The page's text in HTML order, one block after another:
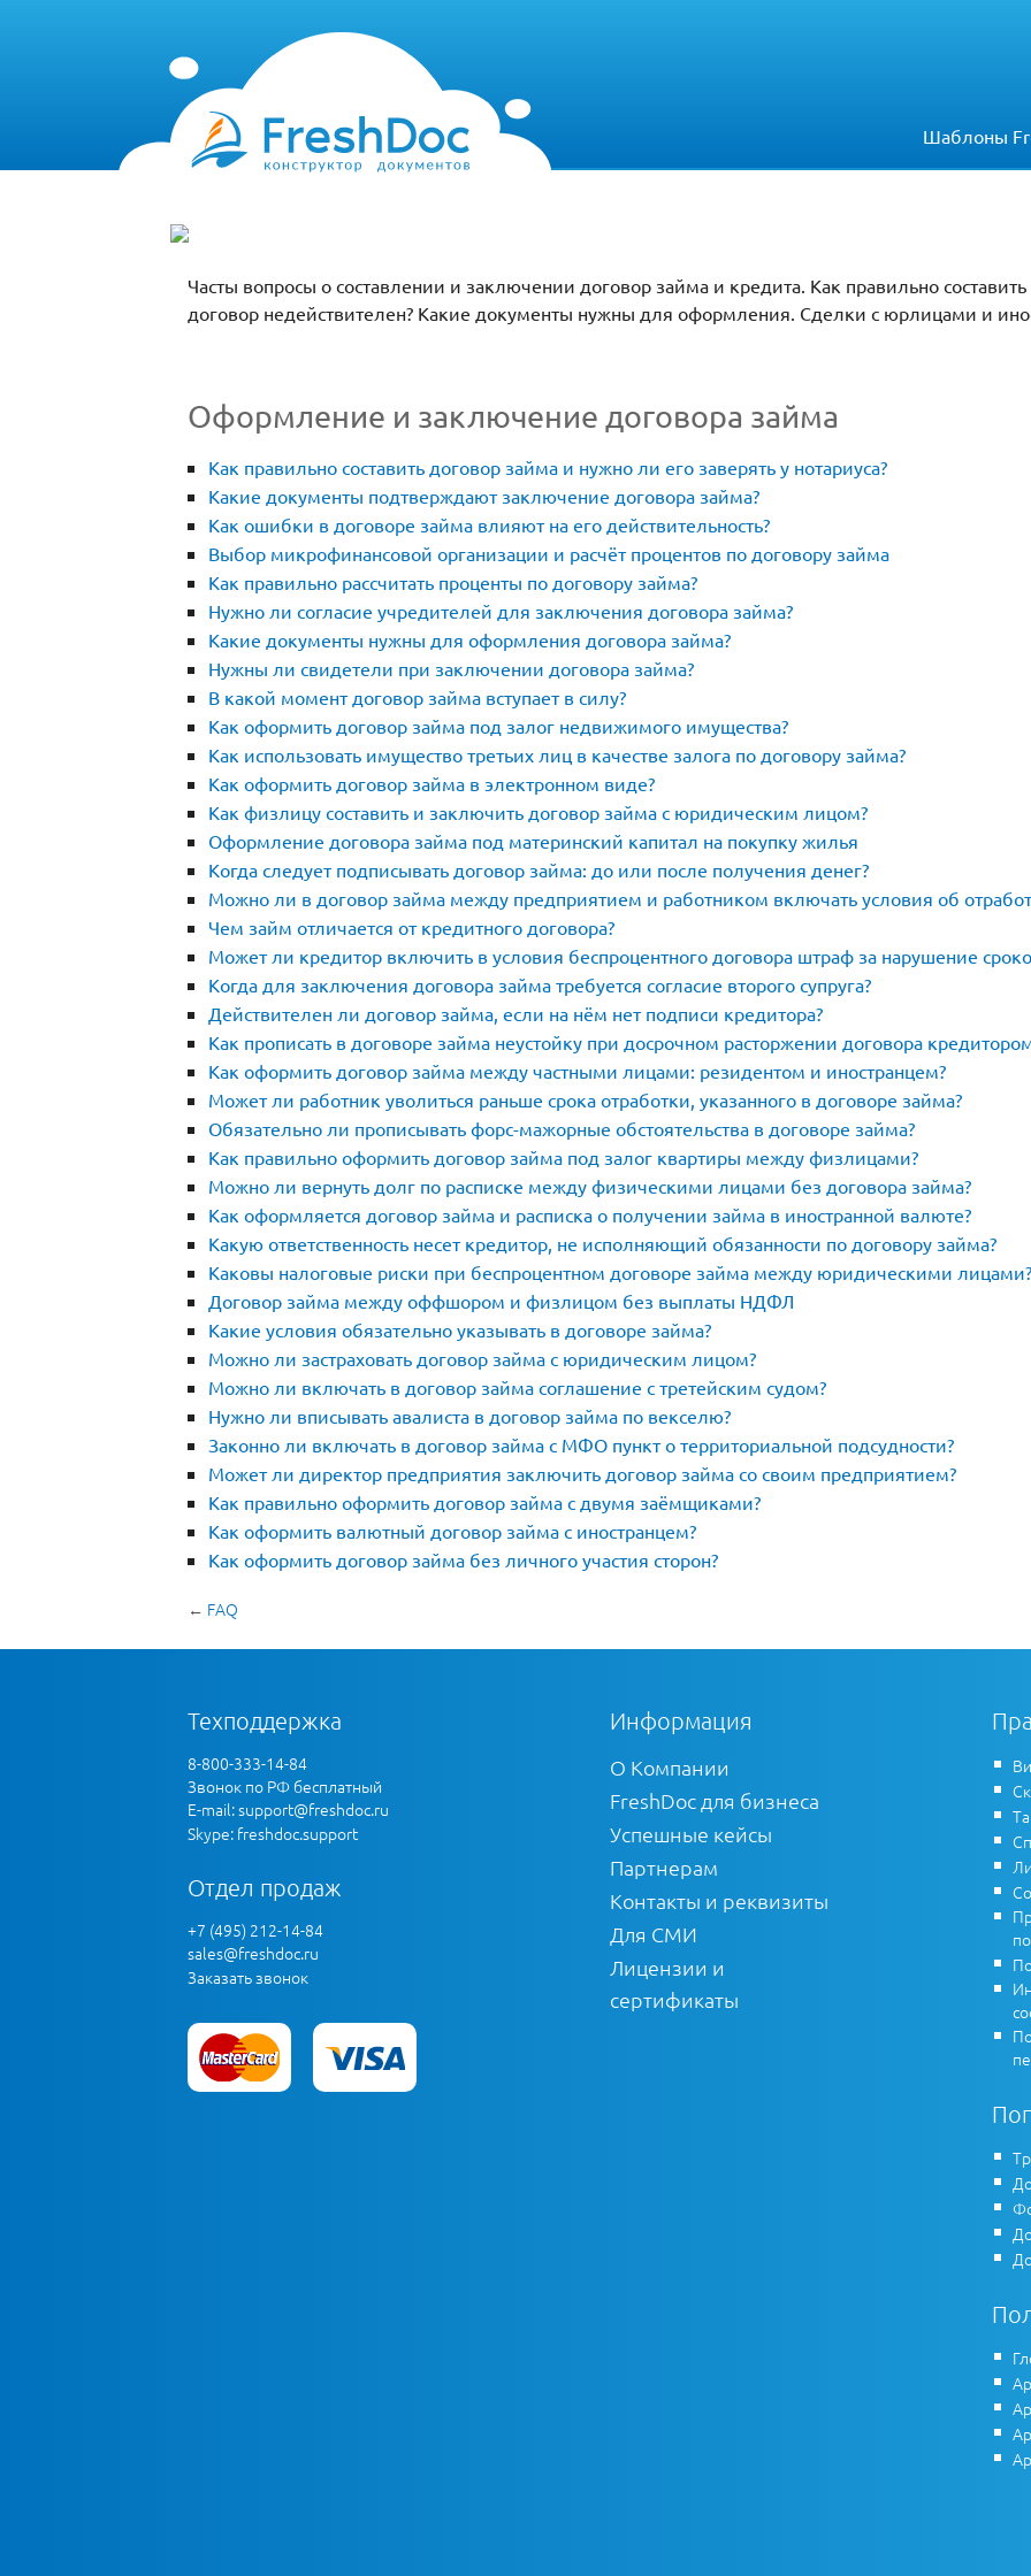
Шаблоны
Часты вопросы о составлении и заключении договор займа и кредита. Как правильно составить
договор недействителен? Какие документы нужны для оформления. Сделки с юрлицами и
Оформление и заключение договора займа
Как правильно составить договор займа и нужно ли его заверять у нотариуса?
Какие документы подтверждают заключение договора займа?
Как ошибки в договоре займа влияют на его действительность?
Выбор микрофинансовой организации и расчёт процентов по договору займа
Как правильно рассчитать проценты по договору займа?
Нужно ли согласие учредителей для заключения договора займа?
Какие документы нужны для оформления договора займа?
Нужны ли свидетели при заключении договора займа?
В какой момент договор займа вступает в силу?
Как оформить договор займа под залог недвижимого имущества?
Как использовать имущество третьих лиц в качестве залога по договору займа?
Как оформить договор займа в электронном виде?
Как физлицу составить и заключить договор займа с юридическим лицом?
Оформление договора займа под материнский капитал на покупку жилья
Когда следует подписывать договор займа: до или после получения денег?
Можно ли в договор займа между предприятием и работником включать условия об
Чем займ отличается от кредитного договора?
Может ли кредитор включить в условия беспроцентного договора штраф за нарушение
Когда для заключения договора займа требуется согласие второго супруга?
Действителен ли договор займа, если на нём нет подписи кредитора?
Как прописать в договоре займа неустойку при досрочном расторжении договора
Как оформить договор займа между частными лицами: резидентом и иностранцем?
Может ли работник уволиться раньше срока отработки, указанного в договоре займа?
Обязательно ли прописывать форс-мажорные обстоятельства в договоре займа?
Как правильно оформить договор займа под залог квартиры между физлицами?
Можно ли вернуть долг по расписке между физическими лицами без договора займа?
Как оформляется договор займа и расписка о получении займа в иностранной валюте?
Какую ответственность несет кредитор, не исполняющий обязанности по договору займа?
Каковы налоговые риски при беспроцентном договоре займа между юридическими лицами?
Договор займа между оффшором и физлицом без выплаты НДФЛ
Какие условия обязательно указывать в договоре займа?
Можно ли застраховать договор займа с юридическим лицом?
Можно ли включать в договор займа соглашение с третейским судом?
Нужно ли вписывать авалиста в договор займа по векселю?
Законно ли включать в договор займа с МФО пункт о территориальной подсудности?
Может ли директор предприятия заключить договор займа со своим предприятием?
Как правильно оформить договор займа с двумя заёмщиками?
Как оформить валютный договор займа с иностранцем?
Как оформить договор займа без личного участия сторон?
← FAQ
Техподдержка
8-800-333-14-84
Звонок по РФ бесплатный
E-mail:support@freshdoc.ru
Skype: freshdoc.support
Отдел продаж
+7 (495) 212-14-84
sales@freshdoc.ru
Заказать звонок
Информация
О Компании
FreshDoc для бизнеса
Успешные кейсы
Партнерам
Контакты и реквизиты
Для СМИ
Лицензии и
сертификаты